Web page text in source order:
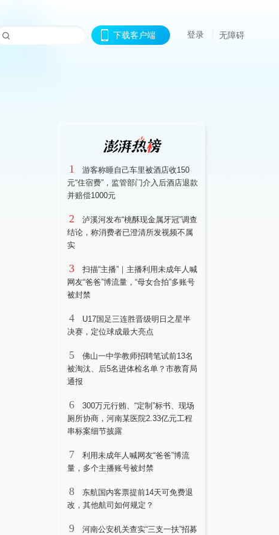
下载客户端 登录 无障碍
1
游客称睡自己车里被酒店收150
元“住宿费”，监管部门介入后酒店退款
并赔偿1000元
2
泸溪河发布“桃酥现金属牙冠”调查
结论，称消费者已澄清所发视频不属
实
3
扫描“主播”｜主播利用未成年人喊
网友“爸爸”博流量，“母女合拍”多账号
被封禁
4
U17国足三连胜晋级明日之星半
决赛，定位球成最大亮点
5
佛山一中学教师招聘笔试前13名
被淘汰、后5名进体检名单？市教育局
通报
6
300万元行贿、“定制”标书、现场
厕所协商，河南某医院2.33亿元工程
串标案细节披露
7
利用未成年人喊网友“爸爸”博流
量，多个主播账号被封禁
8
东航国内客票提前14天可免费退
改，其他航司如何规定？
9
河南公安机关查实“三支一扶”招募